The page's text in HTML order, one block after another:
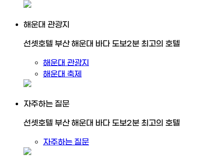
해운대 관광지
선셋호텔 부산 해운대 바다 도보2분 최고의 호텔
해운대 관광지
해운대 축제
자주하는 질문
선셋호텔 부산 해운대 바다 도보2분 최고의 호텔
자주하는 질문